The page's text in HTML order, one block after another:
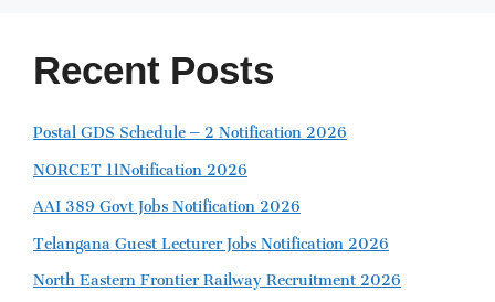
Recent Posts
Postal GDS Schedule – 2 Notification 2026
NORCET 11Notification 2026
AAI 389 Govt Jobs Notification 2026
Telangana Guest Lecturer Jobs Notification 2026
North Eastern Frontier Railway Recruitment 2026